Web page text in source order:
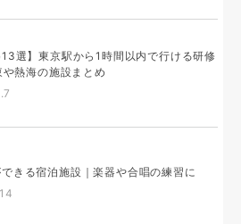
13選】東京駅から1時間以内で行ける研修
熱海の施設まとめ
きる宿泊施設｜楽器や合唱の練習に